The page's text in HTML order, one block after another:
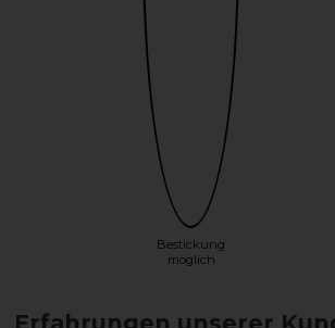
Bestickung
möglich